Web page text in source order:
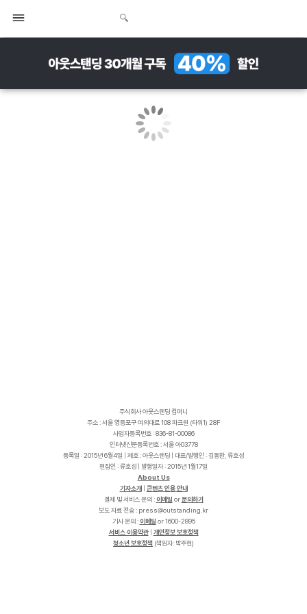
주식회사 아웃스탠딩 컴퍼니
주소 : 서울 영등포구 여의대로 108 파크원 (타워1) 28F
사업자등록번호 : 836-81-00086
인터넷신문등록번호 : 서울 아03778
등록일 : 2015년 6월4일 | 제호 : 아웃스탠딩 | 대표/발행인 : 김동환, 류호성
편집인 : 류호성 | 발행일자 : 2015년 1월17일
About Us
기자소개
콘텐츠 인용 안내
결제 및 서비스 문의 : 이메일 or문의하기
보도 자료 전송 :
r
k
.
g
n
i
d
n
a
t
s
t
u
o
@
s
s
e
r
p
기사 문의 : 이메일 or 1600-2895
서비스 이용약관| 개인정보 보호정책
청소년 보호정책 (책임자: 박주현)